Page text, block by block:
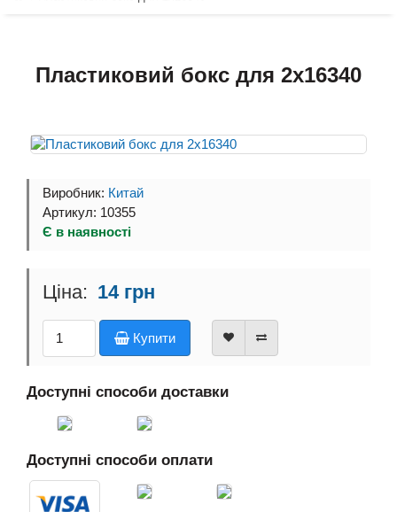
Пластиковий бокс для 2x16340
Виробник: Китай
Артикул: 10355
Є в наявності
14 грн
Купити
Доступні способи доставки
Доступні способи оплати